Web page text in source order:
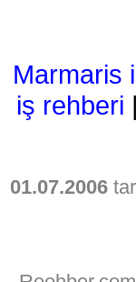
Marmaris
iş rehberi |
01.07.2006